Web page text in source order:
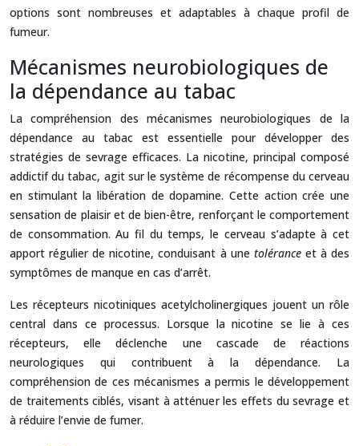
options sont nombreuses et adaptables à chaque profil de
fumeur.
Mécanismes neurobiologiques de
la dépendance au tabac
La compréhension des mécanismes neurobiologiques de la
dépendance au tabac est essentielle pour développer des
stratégies de sevrage efficaces. La nicotine, principal composé
addictif du tabac, agit sur le système de récompense du cerveau
en stimulant la libération de dopamine. Cette action crée une
sensation de plaisir et de bien-être, renforçant le comportement
de consommation. Au fil du temps, le cerveau s’adapte à cet
apport régulier de nicotine, conduisant à une tolérance et à des
symptômes de manque en cas d’arrêt.
Les récepteurs nicotiniques acetylcholinergiques jouent un rôle
central dans ce processus. Lorsque la nicotine se lie à ces
récepteurs, elle déclenche une cascade de réactions
neurologiques qui contribuent à la dépendance. La
compréhension de ces mécanismes a permis le développement
de traitements ciblés, visant à atténuer les effets du sevrage et
à réduire l’envie de fumer.